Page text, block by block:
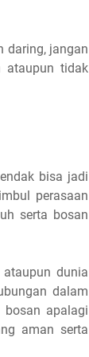
daring, jangan
ataupun tidak
bisa jadi
perasaan
serta bosan
dunia
dalam
apalagi
aman serta